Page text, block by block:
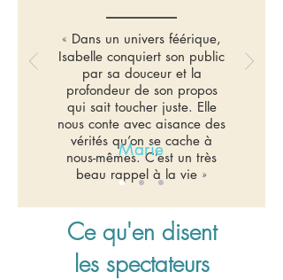
« Dans un univers féérique,
Isabelle conquiert son public
par sa douceur et la
profondeur de son propos
qui sait toucher juste. Elle
nous conte avec aisance des
vérités qu’on se cache à
nous-mêmes. C’est un très
beau rappel à la vie »
Marie
Ce qu'en disent
les spectateurs